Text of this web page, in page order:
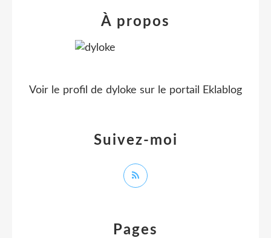
Pages
Suivez-moi
À propos
Voir le profil de dyloke sur le portail Eklablog